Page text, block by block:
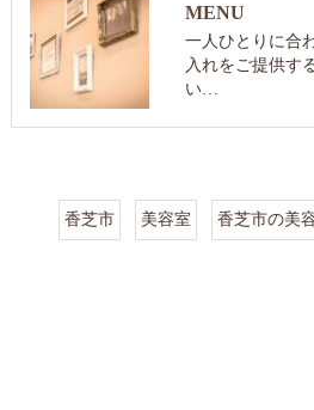
MENU
一人ひとりに合
入れをご提供す
い…
香芝市 美容室 香芝市の美